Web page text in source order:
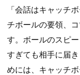
「会話はキャッチ
チボールの要領、
す。ボールのスピ
すぎても相手に届
めには、キャッチ